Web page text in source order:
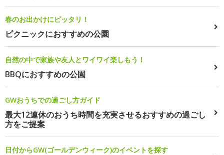
春のお出かけにピッタリ！
ピクニックにおすすめの公園
自然の中で家族や友人とワイワイ楽しもう！
BBQにおすすめの公園
GWおうちでの過ごし方ガイド
最大12連休のおうち時間を充実させるおすすめの過ごし
方をご提案
日付からGW(ゴールデンウィーク)のイベントを探す